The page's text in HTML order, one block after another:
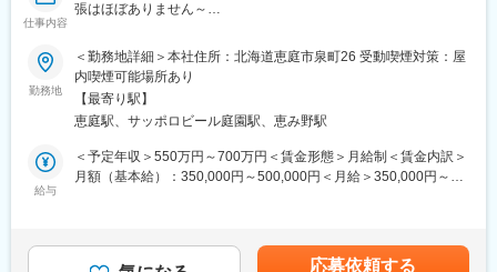
4）品質・安全管理
・安全基準の遵守とリスク低減施策の推進
変更の範囲：会社の定める業務
仕事内容
張はほぼありません～
■主な業務
各工事現場の安全衛生管理に関する業務をお任せいたします。具
体的には下記業務に従事いただきます。
・会社の安全衛生方針の立案などマネジメントシステムの運営。
・各工事現場に対する安全指導及び安全パトロール。
・会社の安全大会の運営
■担当エリア・出張：
勤務地
＜勤務地詳細＞本社住所：北海道恵庭市泉町26 受動喫煙対策：屋
内喫煙可能場所あり
【最寄り駅】
恵庭駅、サッポロビール庭園駅、恵み野駅
給与
＜予定年収＞550万円～700万円＜賃金形態＞月給制＜賃金内訳＞
月額（基本給）：350,000円～500,000円＜月給＞350,000円～
考を通じて上下する可能性があります。月給(月額)は固定手当を含
応募依頼する